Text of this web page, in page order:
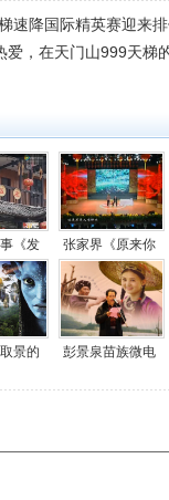
速降国际精英赛迎来
，在天门山999天梯
《发
频
张家界《原来你
也在这里》小品
视频
景的
彭景泉苗族微电